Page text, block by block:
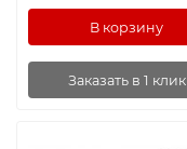
В корзину
Заказать в 1 клик